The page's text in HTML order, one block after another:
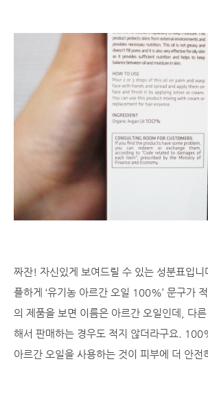
짜잔! 자신있게 보여드릴 수 있는 성분표입니
플하게 ‘유기농 아르간 오일 100%’ 문구가
의 제품을 보면 이름은 아르간 오일인데, 다
해서 판매하는 경우도 적지 않더라구요.
아르간 오일을 사용하는 것이 피부에 더 안전